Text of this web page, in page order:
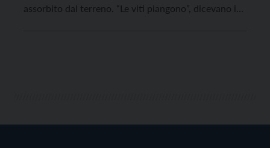
assorbito dal terreno. “Le viti piangono”, dicevano i